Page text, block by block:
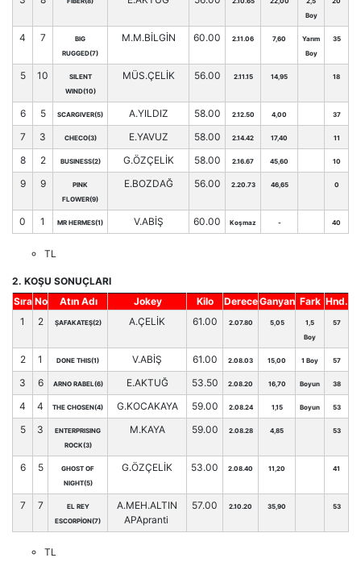
Boy
4 7
BIG
RUGGED(7)
M.M.BİLGİN 60.00 2.11.06 7,60
Yarım
Boy
35
5 10
SILENT
WIND(10)
MÜS.ÇELİK 56.00 2.11.15 14,95 18
6 5 SCARGIVER(5) A.YILDIZ 58.00 2.12.50 4,00 37
7 3 CHECO(3) E.YAVUZ 58.00 2.14.42 17,40 11
8 2 BUSINESS(2) G.ÖZÇELİK 58.00 2.16.67 45,60 10
9 9
PINK
FLOWER(9)
E.BOZDAĞ 56.00 2.20.73 46,65 0
0 1 MR HERMES(1) V.ABİŞ 60.00 Koşmaz - 40
TL
2. KOŞU SONUÇLARI
Sıra No Atın Adı Jokey Kilo DereceGanyan Fark Hnd.
1
2 ŞAFAKATEŞ(2) A.ÇELİK 61.00 2.07.80 5,05
1,5
Boy
57
2 1 DONE THIS(1) V.ABİŞ 61.00 2.08.03 15,00 1 Boy 57
3 6 ARNO RABEL(6) E.AKTUĞ 53.50 2.08.20 16,70 Boyun 38
4 4 THE CHOSEN(4) G.KOCAKAYA 59.00 2.08.24 1,15 Boyun 53
5 3
ENTERPRISING
ROCK(3)
M.KAYA 59.00 2.08.28 4,85 53
6 5
GHOST OF
NIGHT(5)
G.ÖZÇELİK 53.00 2.08.40 11,20 41
7 7
EL REY
ESCORPİON(7)
A.MEH.ALTIN
APApranti
57.00 2.10.20 35,90 53
TL